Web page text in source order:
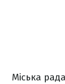
Міська